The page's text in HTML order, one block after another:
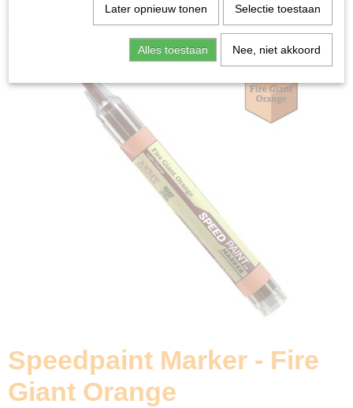
Miniature Gaming>The Army Painter>
Speedpaint Marker - Fire Giant Orange
Speedpaint Marker - Fire
Giant Orange
Later opnieuw tonen Selectie toestaan
Alles toestaan Nee, niet akkoord